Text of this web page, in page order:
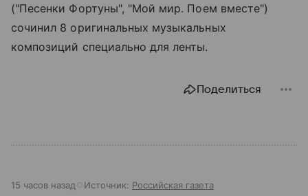
("Песенки Фортуны", "Мой мир. Поем вместе")
сочинил 8 оригинальных музыкальных
композиций специально для ленты.
Поделиться
15 часов назад Источник: Российская газета